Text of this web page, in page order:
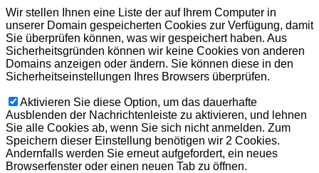
Wir stellen Ihnen eine Liste der auf Ihrem Computer in
unserer Domain gespeicherten Cookies zur Verfügung, damit
Sie überprüfen können, was wir gespeichert haben. Aus
Sicherheitsgründen können wir keine Cookies von anderen
Domains anzeigen oder ändern. Sie können diese in den
Sicherheitseinstellungen Ihres Browsers überprüfen.
Aktivieren Sie diese Option, um das dauerhafte
Ausblenden der Nachrichtenleiste zu aktivieren, und lehnen
Sie alle Cookies ab, wenn Sie sich nicht anmelden. Zum
Speichern dieser Einstellung benötigen wir 2 Cookies.
Andernfalls werden Sie erneut aufgefordert, ein neues
Browserfenster oder einen neuen Tab zu öffnen.